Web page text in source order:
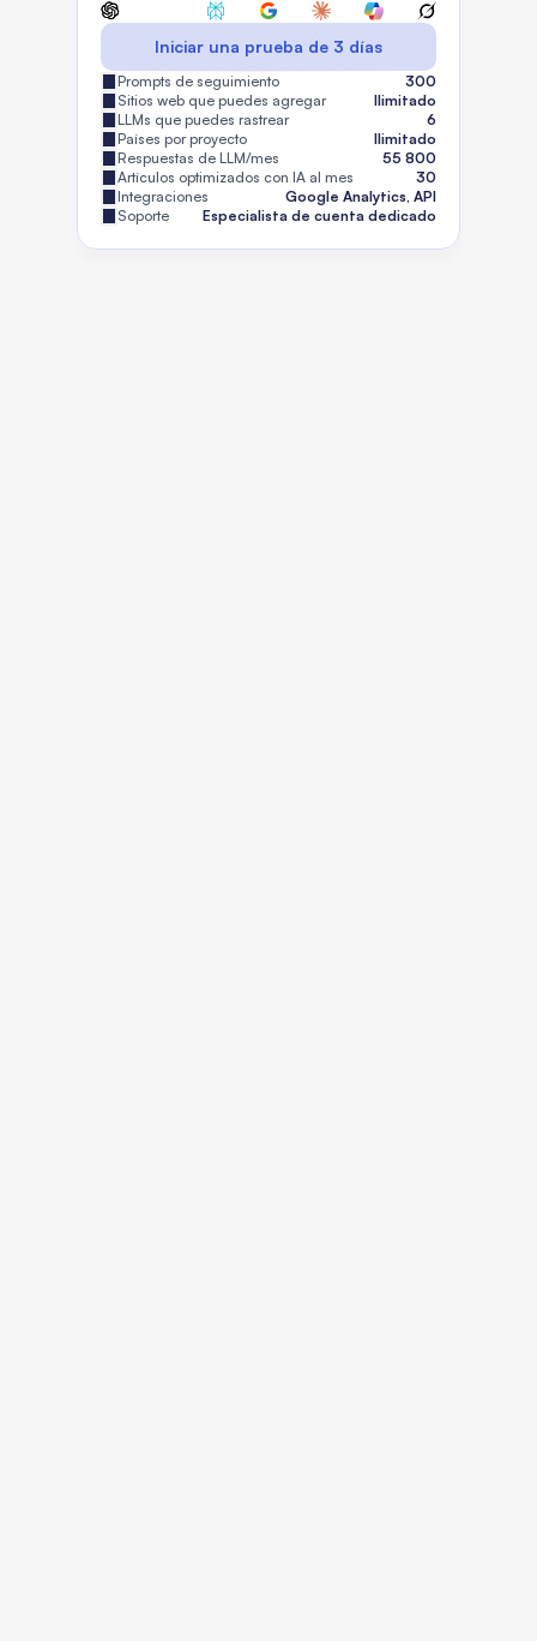
Iniciar una prueba de 3 días
Prompts de seguimiento
300
Sitios web que puedes agregar
Ilimitado
LLMs que puedes rastrear
6
Países por proyecto
Ilimitado
Respuestas de LLM/mes
55 800
Artículos optimizados con IA al mes
30
Integraciones
Google Analytics, API
Soporte
Especialista de cuenta dedicado